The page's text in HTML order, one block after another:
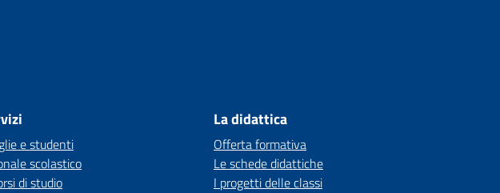
e studenti
scolastico
di studio
La didattica
Offerta formativa
Le schede didattiche
I progetti delle classi